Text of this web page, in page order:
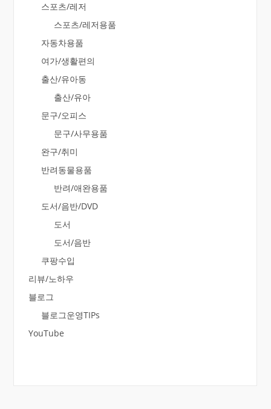
스포츠/레저
스포츠/레저용품
자동차용품
여가/생활편의
출산/유아동
출산/유아
문구/오피스
문구/사무용품
완구/취미
반려동물용품
반려/애완용품
도서/음반/DVD
도서
도서/음반
쿠팡수입
리뷰/노하우
블로그
블로그운영TIPs
YouTube